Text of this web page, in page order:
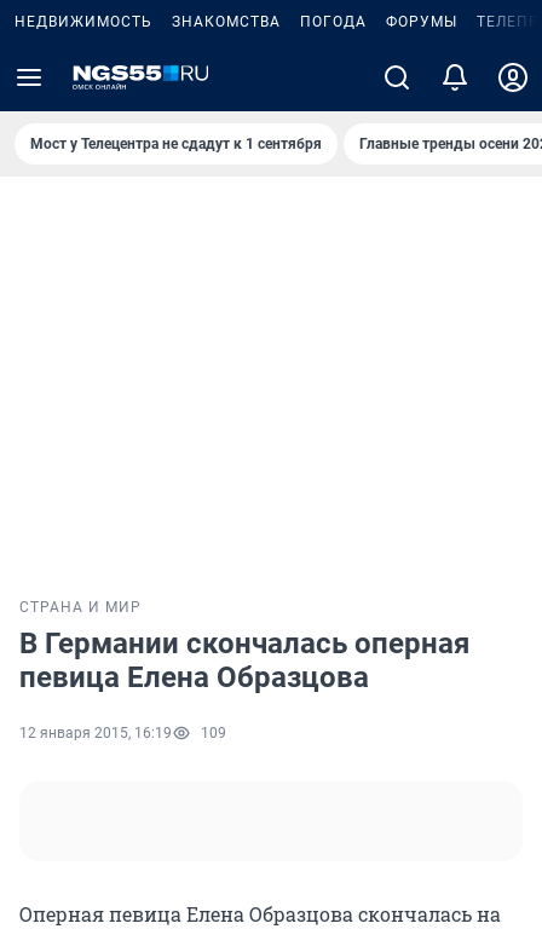
НЕДВИЖИМОСТЬ ЗНАКОМСТВА ПОГОДА ФОРУМЫ
Мост у Телецентра не сдадут к 1 сентября Главные тренды осени
СТРАНА И МИР
В Германии скончалась оперная
певица Елена Образцова
12 января 2015, 16:19 109
Оперная певица Елена Образцова скончалась на